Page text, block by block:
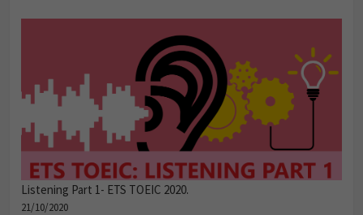
Listening Part 1- ETS TOEIC 2020.
21/10/2020